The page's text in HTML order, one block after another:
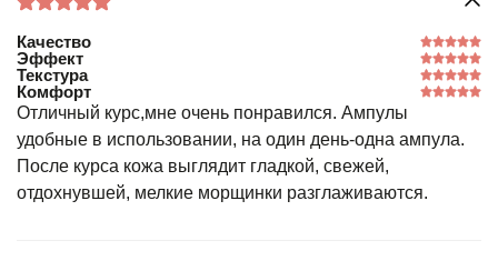
Качество
Эффект
Текстура
Комфорт
Отличный курс,мне очень понравился. Ампулы
удобные в использовании, на один день-одна ампула.
После курса кожа выглядит гладкой, свежей,
отдохнувшей, мелкие морщинки разглаживаются.